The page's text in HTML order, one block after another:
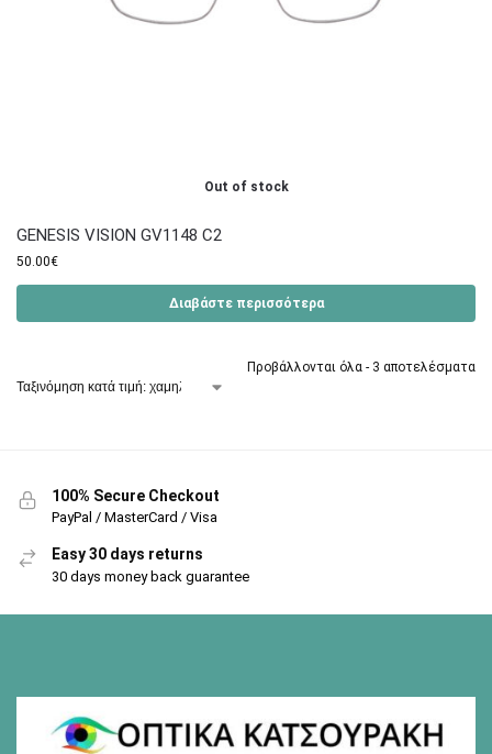
Out of stock
GENESIS VISION GV1148 C2
50.00€
Διαβάστε περισσότερα
Προβάλλονται όλα - 3 αποτελέσματα
100% Secure Checkout
PayPal / MasterCard / Visa
Easy 30 days returns
30 days money back guarantee